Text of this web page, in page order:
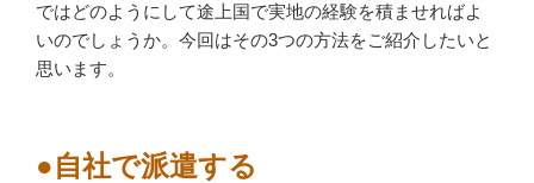
ではどのようにして途上国で実地の経験を積ませればよ
いのでしょうか。今回はその3つの方法をご紹介したいと
思います。
●自社で派遣する